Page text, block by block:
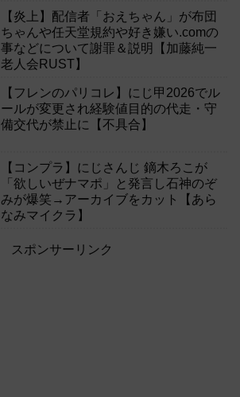
【炎上】配信者「おえちゃん」が布団
ちゃんや任天堂規約や好き嫌い.comの
事などについて謝罪＆説明【加藤純一
老人会RUST】
【フレンのパリコレ】にじ甲2026でル
ールが変更され経験値目的の代走・守
備交代が禁止に【不具合】
【コンプラ】にじさんじ 鏑木ろこが
「欲しいぜナマポ」と発言し石神のぞ
みが爆笑→アーカイブをカット【あら
なみマイクラ】
スポンサーリンク